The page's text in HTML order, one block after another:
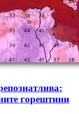
горештини